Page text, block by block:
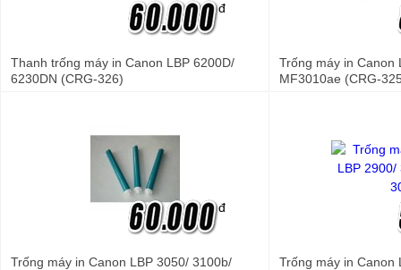
đ
Thanh trống máy in Canon LBP 6200D/
6230DN (CRG-326)
Trống máy in Canon
MF3010ae (CRG-
đ
Trống máy in Canon LBP 3050/ 3100b/
Trống máy in Canon